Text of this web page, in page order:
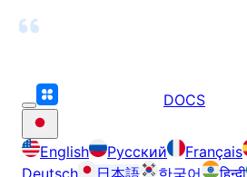
DOCS
English Русский Français
Deutsch
日本語 한국어 हिन्दी